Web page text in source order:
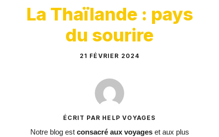
La Thaïlande : pays
du sourire
21 FÉVRIER 2024
ÉCRIT PAR HELP VOYAGES
Notre blog est consacré aux voyageset aux plus